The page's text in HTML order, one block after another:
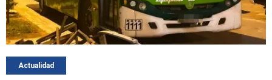
Actualidad